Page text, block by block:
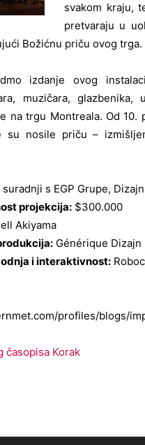
svakom kraju,
pretvaraju u
Božićnu priču ovog trga.
izdanje ovog
muzičara,
na trgu Montreala. Od 10.
su nosile priču –
suradnji s EGP Grupe,
projekcija: $300.000
Akiyama
Générique Dizajn
i interaktivnost:
profiles/blogs/
časopisa Korak